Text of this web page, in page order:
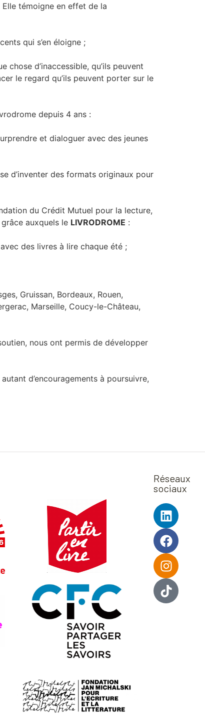
témoigne en effet de la
qui s’en éloigne ;
d’inaccessible, qu’ils peuvent
le regard qu’ils peuvent porter sur le
depuis 4 ans :
et dialoguer avec des jeunes
d’inventer des formats originaux pour
du Crédit Mutuel pour la lecture,
auxquels le LIVRODROME :
des livres à lire chaque été ;
Gruissan, Bordeaux, Rouen,
Marseille, Coucy-le-Château,
nous ont permis de développer
d’encouragements à poursuivre,
Réseaux
sociaux